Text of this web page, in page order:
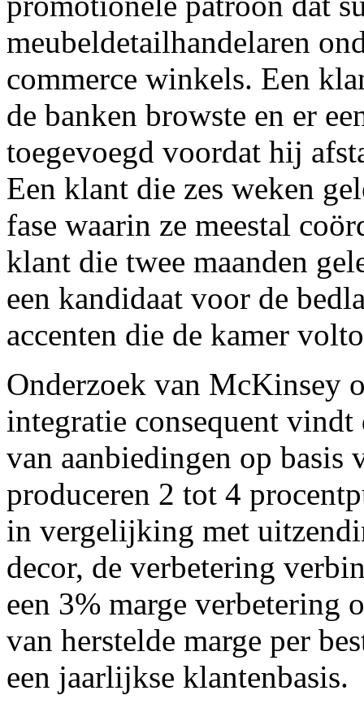
meubeldetailhandelaren
commerce winkels. Een
de banken browste en er
toegevoegd voordat hij
Een klant die zes weken
fase waarin ze meestal
klant die twee maanden
een kandidaat voor de
accenten die de kamer
Onderzoek van McKinsey
integratie consequent vindt
van aanbiedingen op basis
produceren 2 tot 4
in vergelijking met
decor, de verbetering
een 3% marge verbetering
van herstelde marge per
een jaarlijkse klantenbasis.